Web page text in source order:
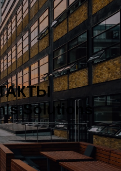
Solutions